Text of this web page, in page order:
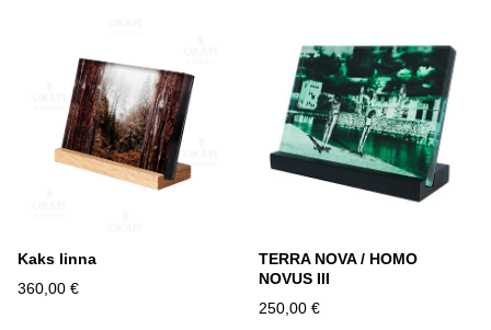
Kaks linna
360,00 €
TERRA NOVA / HOMO
NOVUS III
250,00 €